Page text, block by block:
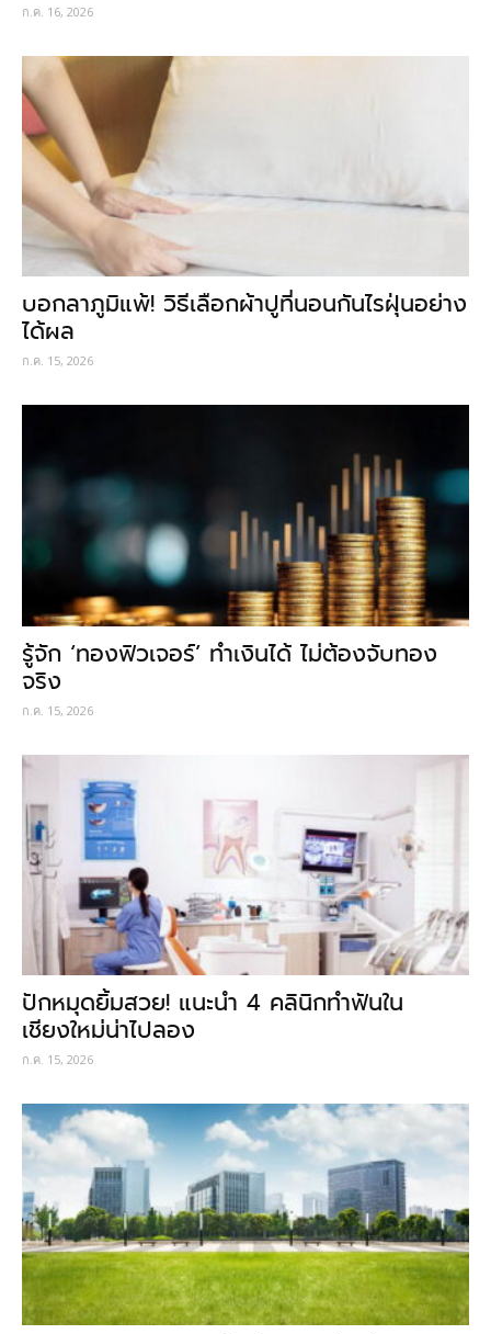
ก.ค. 16, 2026
บอกลาภูมิแพ้! วิธีเลือกผ้าปูที่นอนกันไรฝุ่นอย่าง
ได้ผล
ก.ค. 15, 2026
รู้จัก ‘ทองฟิวเจอร์’ ทำเงินได้ ไม่ต้องจับทอง
จริง
ก.ค. 15, 2026
ปักหมุดยิ้มสวย! แนะนำ 4 คลินิกทำฟันใน
เชียงใหม่น่าไปลอง
ก.ค. 15, 2026